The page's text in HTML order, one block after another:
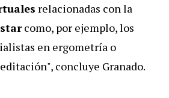
relacionadas con la
como, por ejemplo, los
en ergometría o
concluye Granado.